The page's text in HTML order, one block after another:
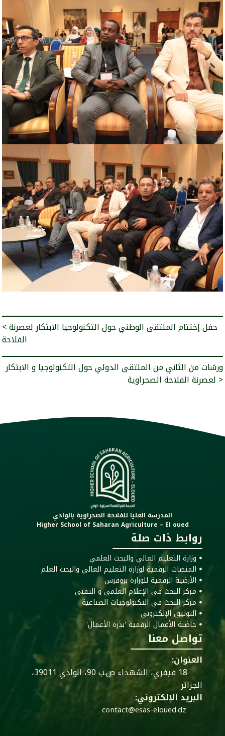
< حفل إختتام الملتقى الوطني حول التكنولوجيا الابتكار لعصرنة
الفلاحة
ورشات من الثاني من الملتقى الدولي حول التكنولوجيا و الابتكار
لعصرنة الفلاحة الصحراوية >
المدرسة العليا للفلاحة الصحراوية بالوادي
Higher School of Saharan Agriculture – El oued
روابط ذات صلة
ꔷ وزارة التعليم العالي والبحث العلمي
ꔷ المنصات الرقمية لوزارة التعليم العالي والبحث العلم
ꔷ الأرضية الرقمية للوزارة بروقرس
ꔷ مركز البحث في الإعلام العلمي و التقني
ꔷ مركز البحث في التكنولوجيات الصناعية
ꔷ التوثيق الإلكتروني
ꔷ حاضنة الأعمال الرقمية 'بذرة الأعمال'
تواصل معنا
العنوان:
18 فيفري، الشهداء ص.ب 90، الوادي 39011،
الجزائر
البريد الإلكتروني:
contact@esas-eloued.dz